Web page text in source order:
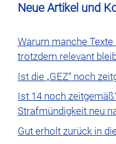
Neue Artikel und
Warum manche
trotzdem relevant
Ist die „GEZ“ noch
Ist 14 noch
Strafmündigkeit neu
Gut erholt zurück in